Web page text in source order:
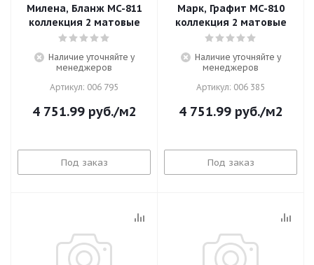
Милена, Бланж MC-811
коллекция 2 матовые
Наличие уточняйте у
менеджеров
Артикул: 006 795
4 751.99руб./м2
Под заказ
Марк, Графит MC-810
коллекция 2 матовые
Наличие уточняйте у
менеджеров
Артикул: 006 385
4 751.99руб./м2
Под заказ